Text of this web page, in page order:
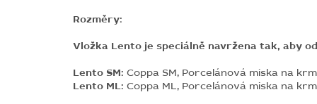
Rozměry:
Vložka Lento je speciálně navržena tak, aby
Lento SM: Coppa SM, Porcelánová miska na
Lento ML: Coppa ML, Porcelánová miska na